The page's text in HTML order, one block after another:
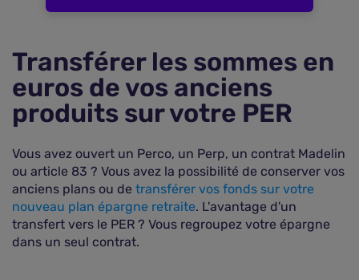
Transférer les sommes en
euros de vos anciens
produits sur votre PER
Vous avez ouvert un Perco, un Perp, un contrat Madelin
ou article 83 ? Vous avez la possibilité de conserver vos
anciens plans ou de transférer vos fonds sur votre
nouveau plan épargne retraite. L'avantage d'un
transfert vers le PER ? Vous regroupez votre épargne
dans un seul contrat.